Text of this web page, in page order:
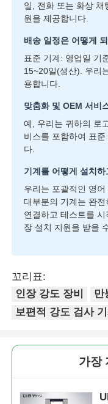
일, 전화 또는 화상 채
원을 제공합니다.
배송 일정은 어떻게
표준 기계: 영업일 기
15~20일(생산). 우리
용합니다.
맞춤화 및 OEM 서비
예, 우리는 귀하의 로
비스를 포함하여 표
다.
기계를 어떻게 설치
우리는 포괄적인 영
대부분의 기계는 완
연결하고 테스트를
장 설치 지원을 받을
꼬리표:
인장 강도 장비
만
보편적 강도 검사 기
가장